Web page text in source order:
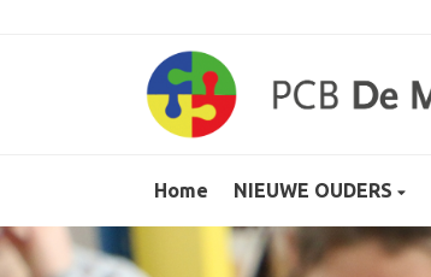
Home NIEUWE OUDERS